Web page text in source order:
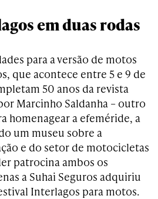
em duas rodas
para a versão de motos
que acontece entre 5 e 9 de
50 anos da revista
Marcinho Saldanha – outro
homenagear a efeméride, a
um museu sobre a
e do setor de motocicletas
patrocina ambos os
a Suhai Seguros adquiriu
Interlagos para motos.